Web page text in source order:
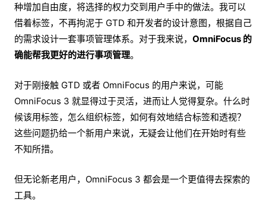
种增加自由度，将选择的权力交到用户手中的做法。我可以
借着标签，不再拘泥于 GTD 和开发者的设计意图，根据自己
的需求设计一套事项管理体系。对于我来说， OmniFocus 的
确能帮我更好的进行事项管理。
对于刚接触 GTD 或者 OmniFocus 的用户来说，可能
OmniFocus 3 就显得过于灵活，进而让人觉得复杂。什么时
候该用标签，怎么组织标签，如何有效地结合标签和透视？
这些问题扔给一个新用户来说，无疑会让他们在开始时有些
不知所措。
但无论新老用户，OmniFocus 3 都会是一个更值得去探索的
工具。